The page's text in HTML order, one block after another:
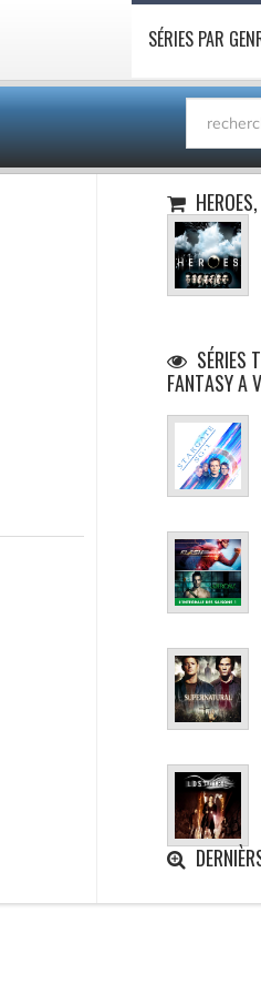
SÉRIES PAR
SÉRIES
FANTASY A